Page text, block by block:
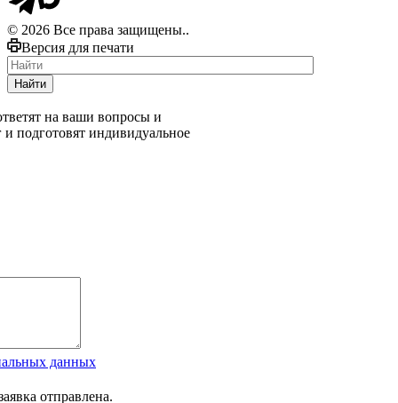
© 2026 Все права защищены..
Версия для печати
Найти
на ваши вопросы и
и подготовят индивидуальное
данных
отправлена.